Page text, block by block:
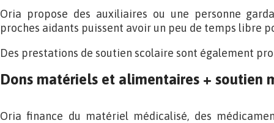
Oria propose des auxiliaires ou une personne
proches aidants puissent avoir un peu de temps libre
Des prestations de soutien scolaire sont également
Dons matériels et alimentaires + soutien
Oria finance du matériel médicalisé, des